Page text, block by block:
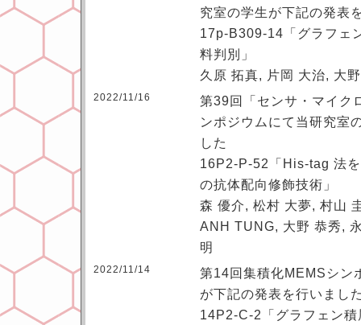
究室の学生が下記の発表
17p-B309-14「グラフェ
料判別」
久原 拓真, 片岡 大治, 大
2022/11/16
第39回「センサ・マイク
ンポジウムにて当研究室
した
16P2-P-52「His-tag 法
の抗体配向修飾技術」
森 優介, 松村 大夢, 村山
ANH TUNG, 大野 恭秀,
明
2022/11/14
第14回集積化MEMSシン
が下記の発表を行いまし
14P2-C-2「グラフェン